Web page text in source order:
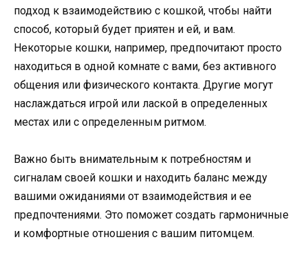
подход к взаимодействию с кошкой, чтобы найти
способ, который будет приятен и ей, и вам.
Некоторые кошки, например, предпочитают просто
находиться в одной комнате с вами, без активного
общения или физического контакта. Другие могут
наслаждаться игрой или лаской в определенных
местах или с определенным ритмом.
Важно быть внимательным к потребностям и
сигналам своей кошки и находить баланс между
вашими ожиданиями от взаимодействия и ее
предпочтениями. Это поможет создать гармоничные
и комфортные отношения с вашим питомцем.